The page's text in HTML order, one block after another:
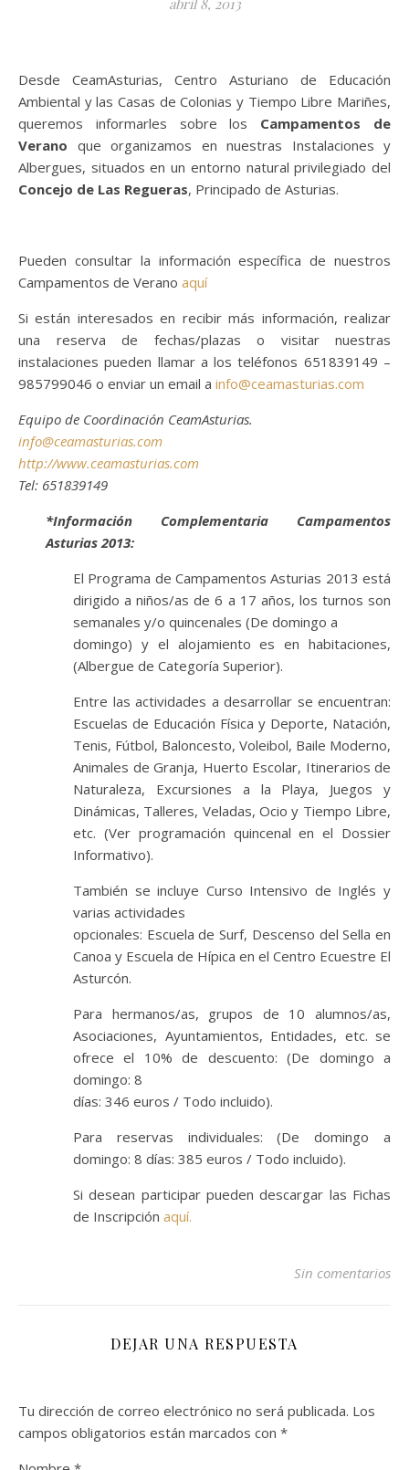
abril 8, 2013
Desde CeamAsturias, Centro Asturiano de Educación
Ambiental y las Casas de Colonias y Tiempo Libre Mariñes,
queremos informarles sobre los Campamentos de
Verano que organizamos en nuestras Instalaciones y
Albergues, situados en un entorno natural privilegiado del
Concejo de Las Regueras, Principado de Asturias.
Pueden consultar la información específica de nuestros
Campamentos de Verano aquí
Si están interesados en recibir más información, realizar
una reserva de fechas/plazas o visitar nuestras
instalaciones pueden llamar a los teléfonos 651839149 –
985799046 o enviar un email a info@ceamasturias.com
Equipo de Coordinación CeamAsturias.
info@ceamasturias.com
http://www.ceamasturias.com
Tel: 651839149
*Información Complementaria Campamentos
Asturias 2013:
El Programa de Campamentos Asturias 2013 está
dirigido a niños/as de 6 a 17 años, los turnos son
semanales y/o quincenales (De domingo a
domingo) y el alojamiento es en habitaciones,
(Albergue de Categoría Superior).
Entre las actividades a desarrollar se encuentran:
Escuelas de Educación Física y Deporte, Natación,
Tenis, Fútbol, Baloncesto, Voleibol, Baile Moderno,
Animales de Granja, Huerto Escolar, Itinerarios de
Naturaleza, Excursiones a la Playa, Juegos y
Dinámicas, Talleres, Veladas, Ocio y Tiempo Libre,
etc. (Ver programación quincenal en el Dossier
Informativo).
También se incluye Curso Intensivo de Inglés y
varias actividades
opcionales: Escuela de Surf, Descenso del Sella en
Canoa y Escuela de Hípica en el Centro Ecuestre El
Asturcón.
Para hermanos/as, grupos de 10 alumnos/as,
Asociaciones, Ayuntamientos, Entidades, etc. se
ofrece el 10% de descuento: (De domingo a
domingo: 8
días: 346 euros / Todo incluido).
Para reservas individuales: (De domingo a
domingo: 8 días: 385 euros / Todo incluido).
Si desean participar pueden descargar las Fichas
de Inscripción aquí.
Sin comentarios
DEJAR UNA RESPUESTA
Tu dirección de correo electrónico no será publicada. Los
campos obligatorios están marcados con *